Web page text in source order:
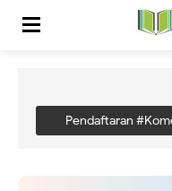
Pendaftaran